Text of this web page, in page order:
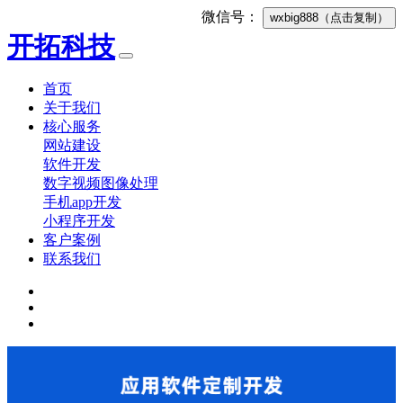
微信号： wxbig888 （点击复制）
开拓科技
首页
关于我们
核心服务
网站建设
软件开发
数字视频图像处理
手机app开发
小程序开发
客户案例
联系我们